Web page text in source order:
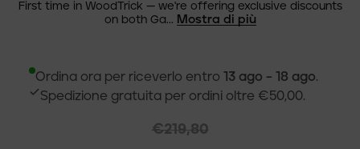
First time in WoodTrick — we're offering exclusive discounts
on both Ga... Mostra di più
Ordina ora per riceverlo entro 13 ago – 18 ago.
Spedizione gratuita per ordini oltre €50,00.
€219,80